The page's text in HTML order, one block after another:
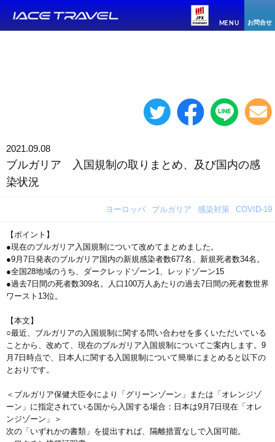
MENU お問合せ
2021.09.08
ブルガリア 入国規制の取りまとめ、及び国内の感
染状況
ヨーロッパ ブルガリア 感染対策 COVID-19
【ポイント】
●現在のブルガリア入国規制について改めてまとめました。
●9月7日発表のブルガリア国内の新規感染者数677名、新規死者数34名。
●全国28地域のうち、ダークレッドゾーン1、レッドゾーン15
●過去7日間の死者数309名。人口100万人あたりの過去7日間の死者数世界
ワースト13位。
【本文】
○最近、ブルガリアの入国規制に関する問い合わせを多くいただいている
ことから、改めて、現在のブルガリア入国規制についてご案内します。9
月7日時点で、日本人に関する入国規制について簡単にまとめると以下の
とおりです。
＜ブルガリア保健大臣令により「グリーンゾーン」または「オレンジゾ
ーン」に指定されている国から入国する場合：日本は9月7日現在「オレ
ンジゾーン」＞
次の「いずれかの書類」を提出すれば、隔離措置なしで入国可能。